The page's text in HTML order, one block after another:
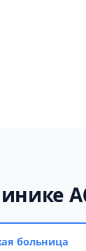
больница